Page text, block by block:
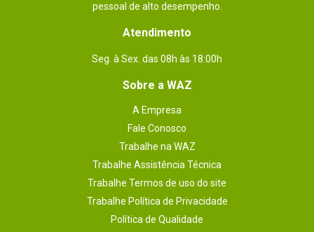
pessoal de alto desempenho.
Atendimento
Seg. à Sex. das 08h às 18:00h
Sobre a WAZ
A Empresa
Fale Conosco
Trabalhe na WAZ
Trabalhe Assistência Técnica
Trabalhe Termos de uso do site
Trabalhe Política de Privacidade
Política de Qualidade